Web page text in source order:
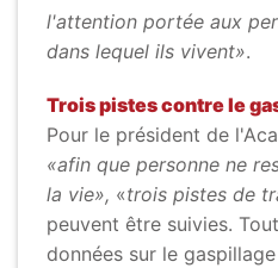
l'attention portée aux
dans lequel ils vivent».
Trois pistes contre le
Pour le président de
«afin que personne ne
la vie», «trois pistes de
peuvent être suivies.
données sur le